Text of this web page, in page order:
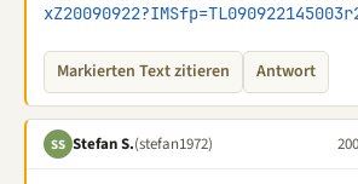
Markierten Text zitieren Antwort
SS Stefan S.(stefan1972)